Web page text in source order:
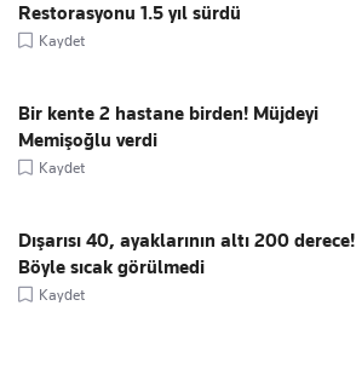
Restorasyonu 1.5 yıl sürdü
Kaydet
Bir kente 2 hastane birden! Müjdeyi
Memişoğlu verdi
Kaydet
Dışarısı 40, ayaklarının altı 200 derece!
Böyle sıcak görülmedi
Kaydet